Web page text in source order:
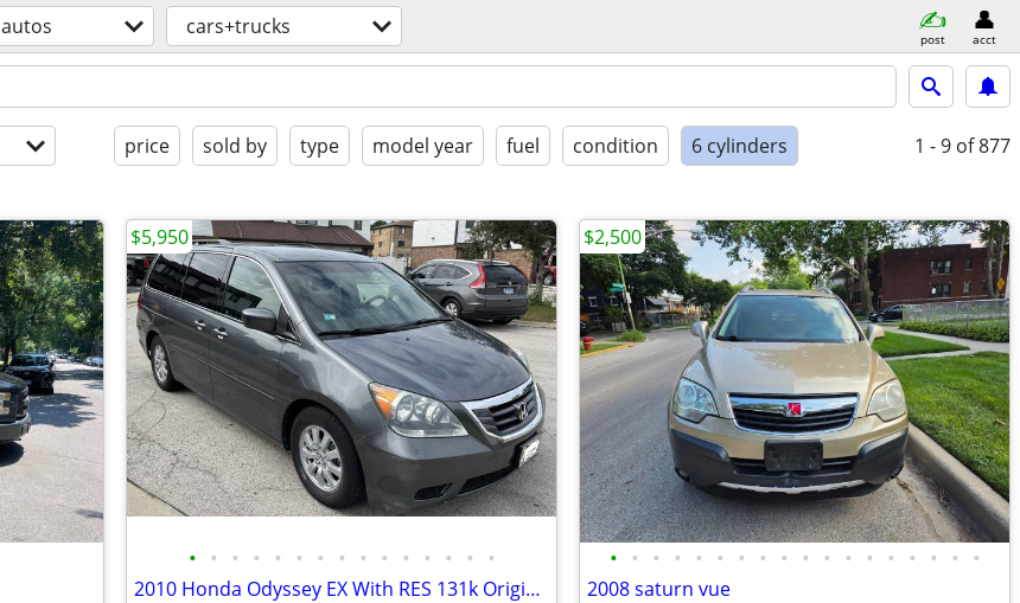
autos cars+trucks post acct
price sold by type model year fuel condition 6 cylinders 1 - 9 of 877
• • • • • • • • • • • • • • •
2010 Honda Odyssey EX With RES 131k Original Miles
$5,950
• • • • • • • • • • • • • • • • • •
2008 saturn vue
$2,500